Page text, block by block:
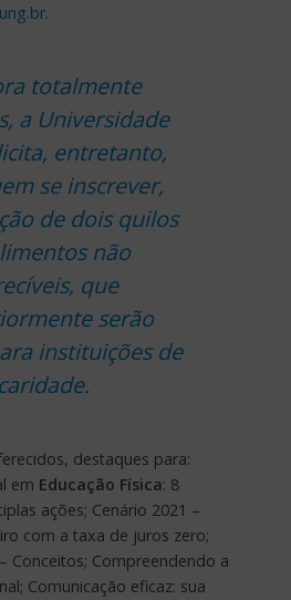
.
totalmente
a Universidade
entretanto,
se inscrever,
de dois quilos
não
que
serão
instituições de
caridade.
destaques para:
em Educação Física: 8
ações; Cenário 2021 –
com a taxa de juros zero;
Conceitos; Compreendendo a
Comunicação eficaz: sua